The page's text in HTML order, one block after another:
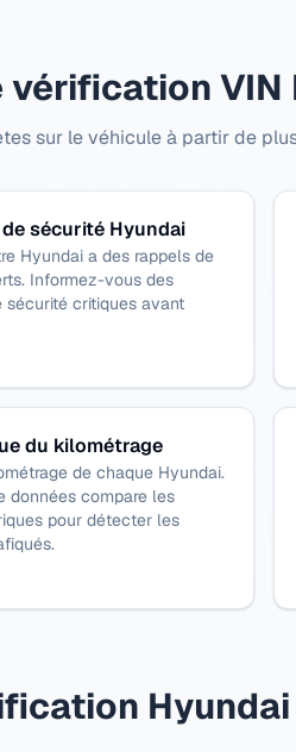
vérification VIN
sur le véhicule à partir de
sécurité Hyundai
Hyundai a des rappels de
Informez-vous des
sécurité critiques avant
du kilométrage
de chaque Hyundai.
données compare les
pour détecter les
Hyundai